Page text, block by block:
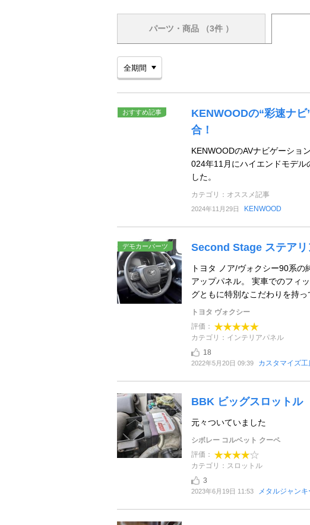
パーツ・商品 （3件 ）
おすすめ記事
KENWOODの“彩速ナ
合！
KENWOODのAVナビゲーショ
024年11月にハイエンドモデル
した。
カテゴリ：オススメ記事
2024年11月29日 KENWOOD
デモカーパーツ Second Stage ステアリ
トヨタ ノア/ヴォクシー90系
アップパネル。 実車でのフィ
グともに特別なこだわりを持っ
トヨタ ヴォクシー
評価：
カテゴリ：インテリアパネル
18
2022年5月20日 09:39 カスタマイズ
BBK ビッグスロットル
元々ついていました
シボレー コルベット クーペ
評価：
カテゴリ：スロットル
3
2023年6月19日 11:53 メタルジャンキ